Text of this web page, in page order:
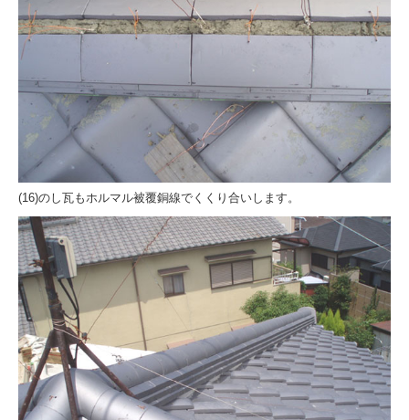
(16)のし瓦もホルマル被覆銅線でくくり合いします。